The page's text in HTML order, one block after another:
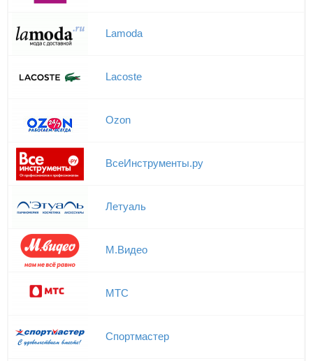
Lamoda
Lacoste
Ozon
ВсеИнструменты.ру
Летуаль
М.Видео
МТС
Спортмастер